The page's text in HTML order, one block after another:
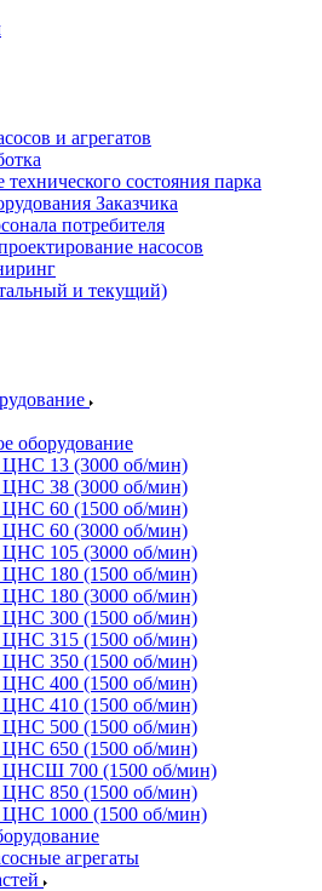
и агрегатов
состояния парка
Заказчика
потребителя
насосов
и текущий)
оборудование
13 (3000 об/мин)
38 (3000 об/мин)
60 (1500 об/мин)
60 (3000 об/мин)
105 (3000 об/мин)
180 (1500 об/мин)
180 (3000 об/мин)
300 (1500 об/мин)
315 (1500 об/мин)
350 (1500 об/мин)
400 (1500 об/мин)
410 (1500 об/мин)
500 (1500 об/мин)
650 (1500 об/мин)
ЦНСШ 700 (1500 об/мин)
850 (1500 об/мин)
1000 (1500 об/мин)
агрегаты